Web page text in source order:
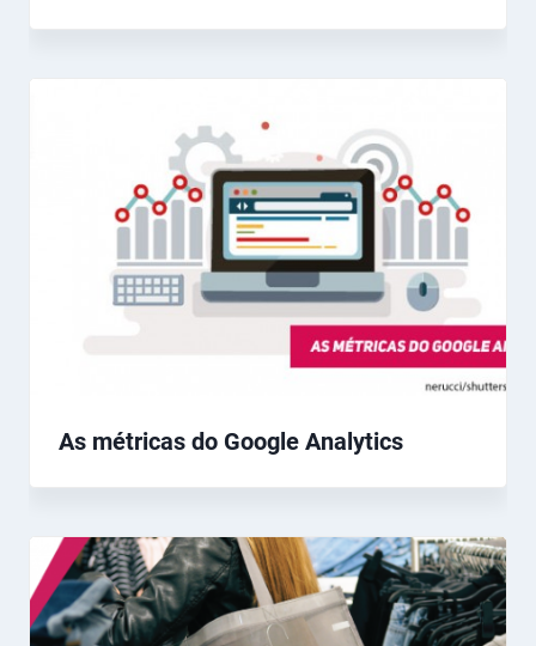
As métricas do Google Analytics